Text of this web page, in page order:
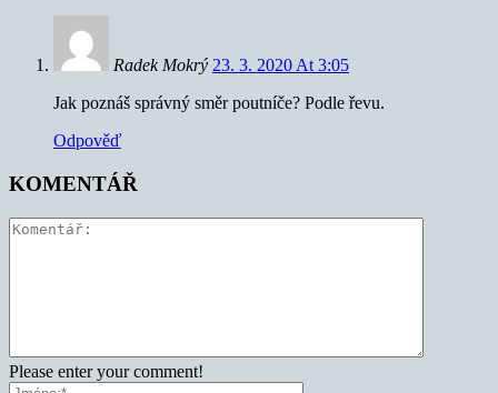
Radek Mokrý 23. 3. 2020 At 3:05
Jak poznáš správný směr poutníče? Podle řevu.
Odpověď
KOMENTÁŘ
Please enter your comment!